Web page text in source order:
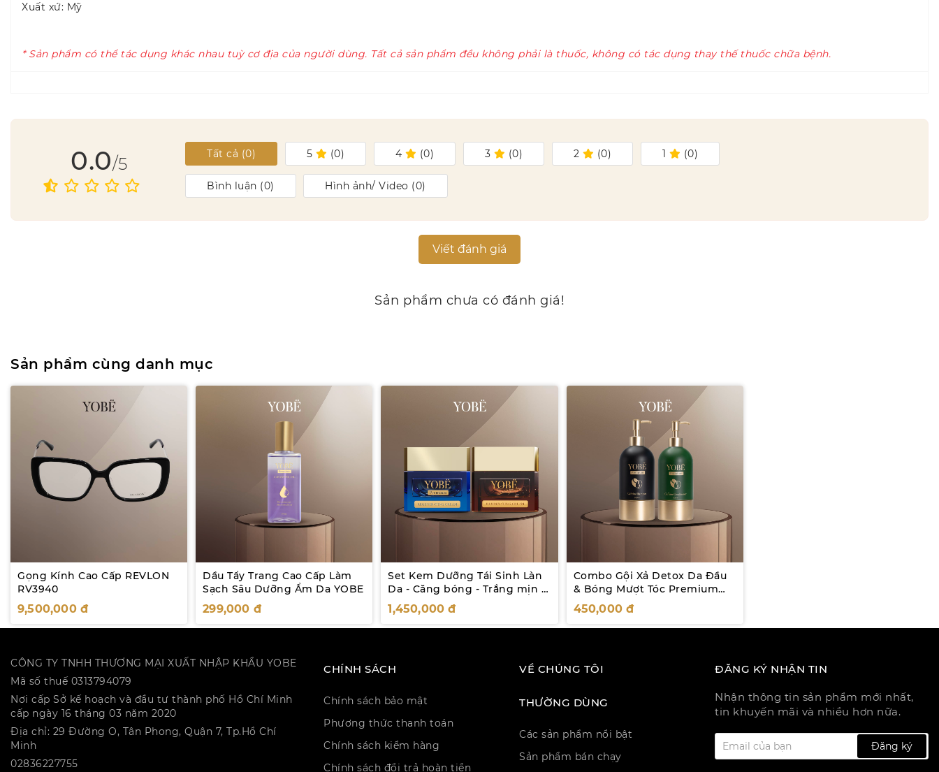
Xuất xứ: Mỹ
* Sản phẩm có thể tác dụng khác nhau tuỳ cơ địa của người dùng. Tất cả sản phẩm đều không phải là thuốc, không có tác dụng thay thế thuốc chữa bệnh.
0.0/5 Tất cả (0) 5 (0) 4 (0) 3 (0) 2 (0) 1 (0)
Bình luận (0) Hình ảnh/ Video (0)
Viết đánh giá
Sản phẩm chưa có đánh giá!
Sản phẩm cùng danh mục
Gọng Kính Cao Cấp REVLON
RV3940
9,500,000 đ
Dầu Tẩy Trang Cao Cấp Làm
Sạch Sâu Dưỡng Ẩm Da YOBE
299,000 đ
Set Kem Dưỡng Tái Sinh Làn
Da - Căng bóng - Trắng mịn -
Mờ Nám YOBE
1,450,000đ
Combo Gội Xả Detox Da Đầu
& Bóng Mượt Tóc Premium
Caffein YOBE
450,000đ
CÔNG TY TNHH THƯƠNG MẠI XUẤT NHẬP KHẨU YOBE
Mã số thuế 0313794079
Nơi cấp Sở kế hoạch và đầu tư thành phố Hồ Chí Minh
cấp ngày 16 tháng 03 năm 2020
Địa chỉ: 29 Đường O, Tân Phong, Quận 7, Tp.Hồ Chí
Minh
02836227755
CHÍNH SÁCH
Chính sách bảo mật
Phương thức thanh toán
Chính sách kiểm hàng
Chính sách đổi trả hoàn tiền
VỀ CHÚNG TÔI
THƯỜNG DÙNG
Các sản phẩm nổi bật
Sản phẩm bán chạy
ĐĂNG KÝ NHẬN TIN
Nhận thông tin sản phẩm mới nhất,
tin khuyến mãi và nhiều hơn nữa.
Đăng ký